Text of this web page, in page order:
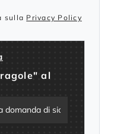
sulla Privacy Policy
al